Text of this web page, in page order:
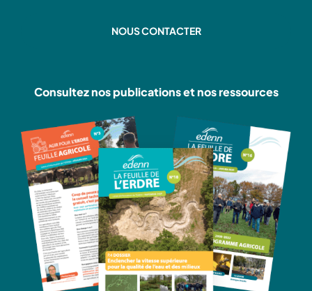
NOUS CONTACTER
Consultez nos publications et nos ressources